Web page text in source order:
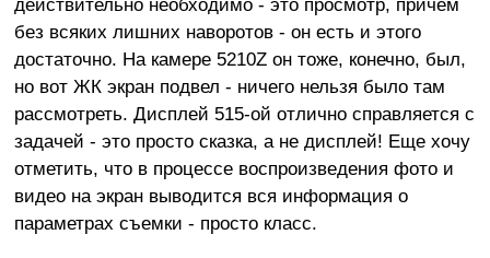
действительно необходимо - это просмотр, причем
без всяких лишних наворотов - он есть и этого
достаточно. На камере 5210Z он тоже, конечно, был,
но вот ЖК экран подвел - ничего нельзя было там
рассмотреть. Дисплей 515-ой отлично справляется с
задачей - это просто сказка, а не дисплей! Еще хочу
отметить, что в процессе воспроизведения фото и
видео на экран выводится вся информация о
параметрах съемки - просто класс.